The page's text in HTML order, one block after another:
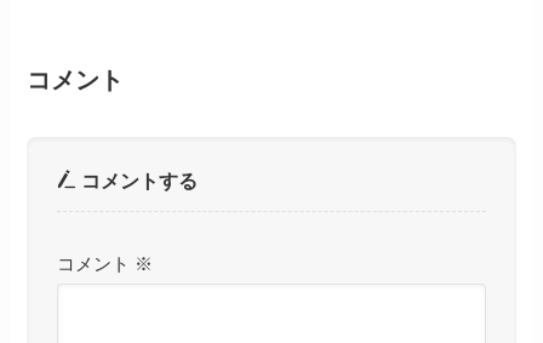
コメント
コメントする
コメント ※